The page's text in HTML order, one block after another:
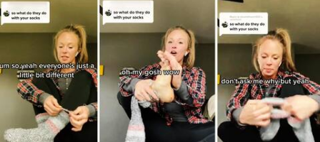
अमेरिका: महिला अपने बदबूदार मोजे
बेचकर कमा रही प्रति माह 6 लाख
रुपये से ज्यादा
लेखन अंजली Sep 05, 2024 03:55 pm
क्या है खबर?